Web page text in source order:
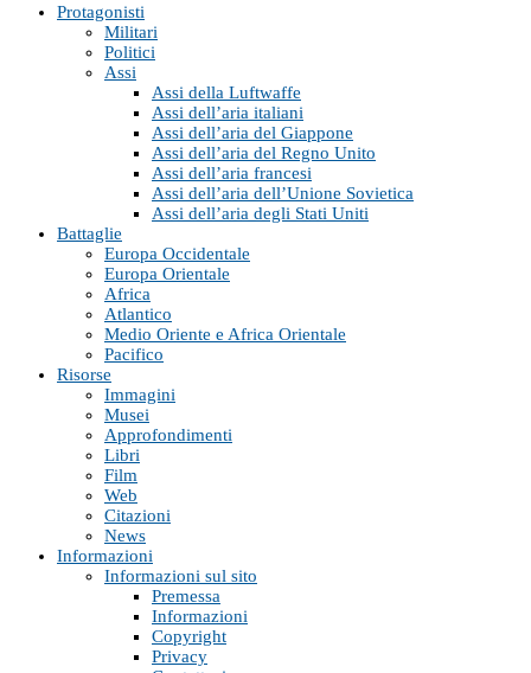
Protagonisti
Militari
Politici
Assi
Assi della Luftwaffe
Assi dell’aria italiani
Assi dell’aria del Giappone
Assi dell’aria del Regno Unito
Assi dell’aria francesi
Assi dell’aria dell’Unione Sovietica
Assi dell’aria degli Stati Uniti
Battaglie
Europa Occidentale
Europa Orientale
Africa
Atlantico
Medio Oriente e Africa Orientale
Pacifico
Risorse
Immagini
Musei
Approfondimenti
Libri
Film
Web
Citazioni
News
Informazioni
Informazioni sul sito
Premessa
Informazioni
Copyright
Privacy